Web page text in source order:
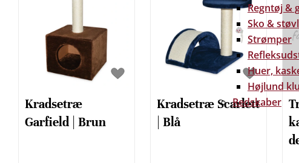
Regntøj &
Sko &
Strømper
Huer,
Højlund
Redskaber
Kradsetræ
Garfield | Brun
Kradsetræ Scarlett
| Blå